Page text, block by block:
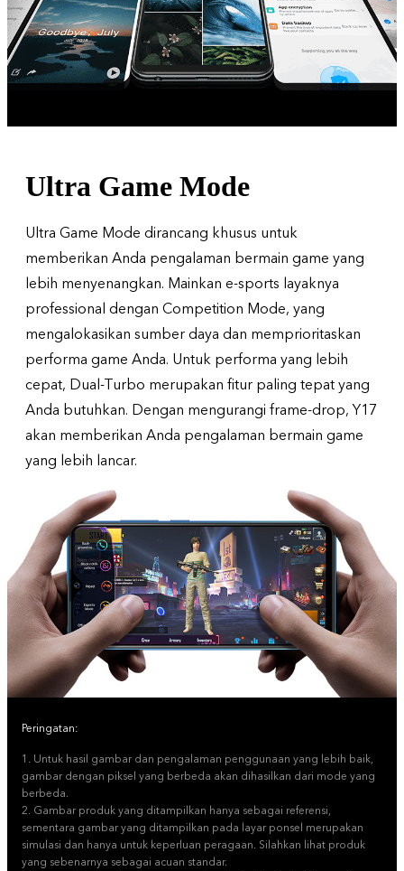
Ultra Game Mode
Ultra Game Mode dirancang khusus untuk
memberikan Anda pengalaman bermain game yang
lebih menyenangkan. Mainkan e-sports layaknya
professional dengan Competition Mode, yang
mengalokasikan sumber daya dan memprioritaskan
performa game Anda. Untuk performa yang lebih
cepat, Dual-Turbo merupakan fitur paling tepat yang
Anda butuhkan. Dengan mengurangi frame-drop, Y17
akan memberikan Anda pengalaman bermain game
yang lebih lancar.
Peringatan:
1. Untuk hasil gambar dan pengalaman penggunaan yang lebih baik,
gambar dengan piksel yang berbeda akan dihasilkan dari mode yang
berbeda.
2. Gambar produk yang ditampilkan hanya sebagai referensi,
sementara gambar yang ditampilkan pada layar ponsel merupakan
simulasi dan hanya untuk keperluan peragaan. Silahkan lihat produk
yang sebenarnya sebagai acuan standar.